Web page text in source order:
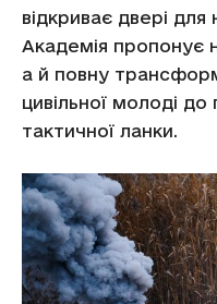
відкриває двері для
Академія пропонує
а й повну
цивільної молоді
тактичної ланки.